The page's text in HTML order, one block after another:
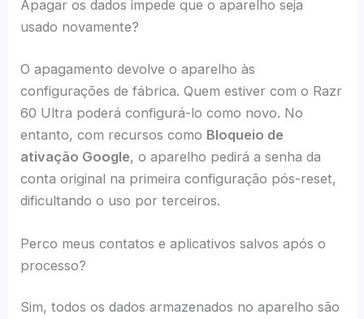
Apagar os dados impede que o aparelho seja
usado novamente?
O apagamento devolve o aparelho às
configurações de fábrica. Quem estiver com o Razr
60 Ultra poderá configurá-lo como novo. No
entanto, com recursos como Bloqueio de
ativação Google, o aparelho pedirá a senha da
conta original na primeira configuração pós-reset,
dificultando o uso por terceiros.
Perco meus contatos e aplicativos salvos após o
processo?
Sim, todos os dados armazenados no aparelho são